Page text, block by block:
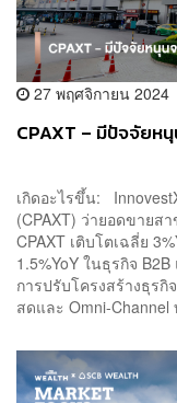
27 พฤศจิกายน 2024
CPAXT – มีปัจจัยห
เกิดอะไรขึ้น:
(CPAXT) ว่ายอดขายส
CPAXT เติบโตเฉลี่ย
1.5%YoY ในธุรกิจ
การปรับโครงสร้างธุรกิ
สดและ Omni-Channel